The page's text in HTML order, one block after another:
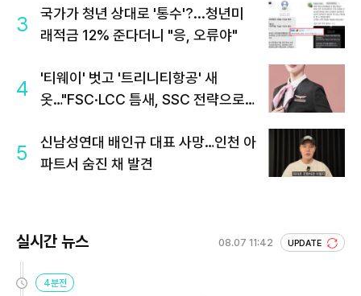
3
국가가 청년 상대로 '통수'?...청년미
래적금 12% 준다더니 "응, 오류야"
4
'티웨이' 벗고 '트리니티항공' 새
옷…"FSC·LCC 틈새, SSC 전략으로
5
신남성연대 배인규 대표 사망…인천 아
파트서 숨진 채 발견
실시간 뉴스 08.07 11:42 UPDATE
4분전